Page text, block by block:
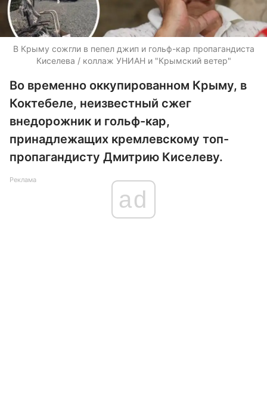
В Крыму сожгли в пепел джип и гольф-кар пропагандиста
Киселева / коллаж УНИАН и "Крымский ветер"
Во временно оккупированном Крыму, в
Коктебеле, неизвестный сжег
внедорожник и гольф-кар,
принадлежащих кремлевскому топ-
пропагандисту Дмитрию Киселеву.
Реклама
ad